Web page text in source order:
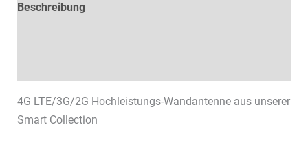
Beschreibung
4G LTE/3G/2G Hochleistungs-Wandantenne aus unserer
Smart Collection